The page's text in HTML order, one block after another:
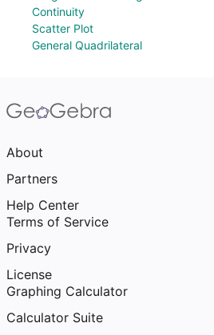
Continuity
Scatter Plot
General Quadrilateral
About
Partners
Help Center
Terms of Service
Privacy
License
Graphing Calculator
Calculator Suite